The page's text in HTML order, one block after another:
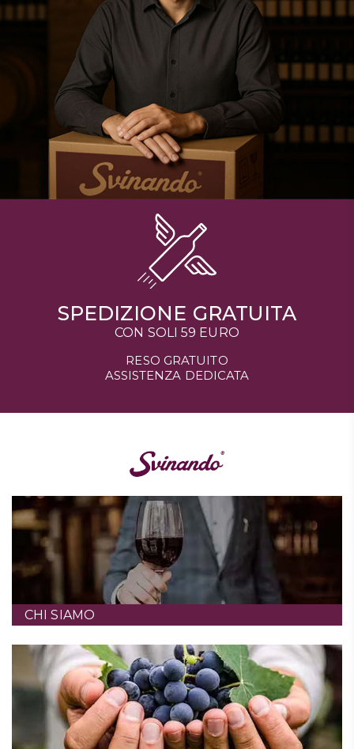
SPEDIZIONE GRATUITA
CON SOLI 59 EURO
RESO GRATUITO
ASSISTENZA DEDICATA
CHI SIAMO